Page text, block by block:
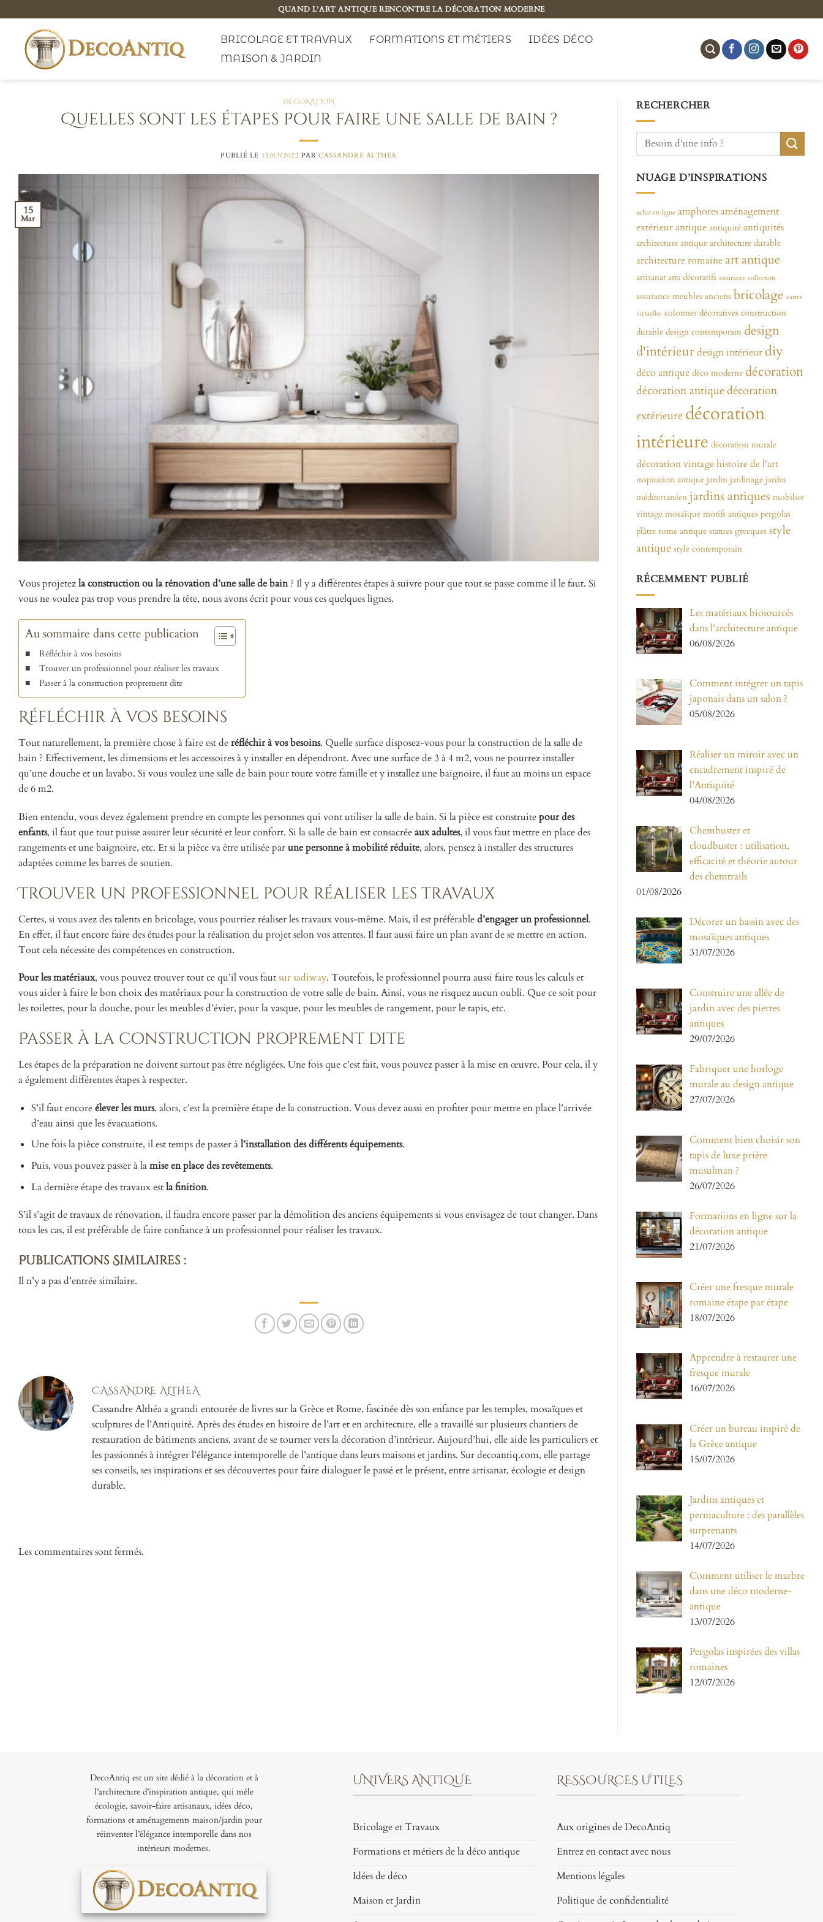
au
contenu
QUAND L’ART ANTIQUE RENCONTRE LA DÉCORATION MODERNE
BRICOLAGE ET TRAVAUX FORMATIONS ET MÉTIERS
IDÉES DÉCO
MAISON & JARDIN
DÉCORATION
Quelles sont les étapes pour faire une salle de bain ?
PUBLIÉ LE 15/03/2022 PARCASSANDRE ALTHEA
15
Mar
Vous projetezla construction ou la rénovation d’une salle de bain? Il y a différentes étapes à suivre pour que tout se passe comme il le faut. Si
vous ne voulez pas trop vous prendre la tête, nous avons écrit pour vous ces quelques lignes.
Au sommaire dans cette publication
Réfléchir à vos besoins
Trouver un professionnel pour réaliser les travaux
Passer à la construction proprement dite
Réfléchir à vos besoins
Tout naturellement, la première chose à faire est deréfléchir à vos besoins. Quelle surface disposez-vous pour la construction de la salle de
bain ? Effectivement, les dimensions et les accessoires à y installer en dépendront. Avec une surface de 3 à 4 m2, vous ne pourrez installer
qu’une douche et un lavabo. Si vous voulez une salle de bain pour toute votre famille et y installez une baignoire, il faut au moins un espace
de 6 m2.
Bien entendu, vous devez également prendre en compte les personnes qui vont utiliser la salle de bain. Si la pièce est construitepour des
enfants, il faut que tout puisse assurer leur sécurité et leur confort. Si la salle de bain est consacréeaux adultes, il vous faut mettre en place des
rangements et une baignoire, etc. Et si la pièce va être utilisée parune personne à mobilité réduite, alors, pensez à installer des structures
adaptées comme les barres de soutien.
Trouver un professionnel pour réaliser les travaux
Certes, si vous avez des talents en bricolage, vous pourriez réaliser les travaux vous-même. Mais, il est préférabled’engager un professionnel.
En effet, il faut encore faire des études pour la réalisation du projet selon vos attentes. Il faut aussi faire un plan avant de se mettre en action.
Tout cela nécessite des compétences en construction.
Pour les matériaux, vous pouvez trouver tout ce qu’il vous fautsur sadiway. Toutefois, le professionnel pourra aussi faire tous les calculs et
vous aider à faire le bon choix des matériaux pour la construction de votre salle de bain. Ainsi, vous ne risquez aucun oubli. Que ce soit pour
les toilettes, pour la douche, pour les meubles d’évier, pour la vasque, pour les meubles de rangement, pour le tapis, etc.
Passer à la construction proprement dite
Les étapes de la préparation ne doivent surtout pas être négligées. Une fois que c’est fait, vous pouvez passer à la mise en œuvre. Pour cela, il y
a également différentes étapes à respecter.
S’il faut encoreélever les murs, alors, c’est la première étape de la construction. Vous devez aussi en profiter pour mettre en place l’arrivée
d’eau ainsi que les évacuations.
Une fois la pièce construite, il est temps de passer àl’installation des différents équipements.
Puis, vous pouvez passer à lamise en place des revêtements.
La dernière étape des travaux estla finition.
S’il s’agit de travaux de rénovation, il faudra encore passer par la démolition des anciens équipements si vous envisagez de tout changer. Dans
tous les cas, il est préférable de faire confiance à un professionnel pour réaliser les travaux.
Publications Similaires :
Il n’y a pas d’entrée similaire.
CASSANDRE ALTHEA
Cassandre Althéa a grandi entourée de livres sur la Grèce et Rome, fascinée dès son enfance par les temples, mosaïques et
sculptures de l’Antiquité. Après des études en histoire de l’art et en architecture, elle a travaillé sur plusieurs chantiers de
restauration de bâtiments anciens, avant de se tourner vers la décoration d’intérieur. Aujourd’hui, elle aide les particuliers et
les passionnés à intégrer l’élégance intemporelle de l’antique dans leurs maisons et jardins. Sur decoantiq.com, elle partage
ses conseils, ses inspirations et ses découvertes pour faire dialoguer le passé et le présent, entre artisanat, écologie et design
durable.
Les commentaires sont fermés.
RECHERCHER
NUAGE D’INSPIRATIONS
achat en ligne amphoresaménagement
extérieurantique antiquité antiquités
architecture antique architecture durable
architecture romaineart antique
artisanat arts décoratifs assurance collection
assurance meubles anciens bricolage cartes
virtuelles colonnes décoratives construction
durable design contemporain design
d'intérieurdesign intérieur diy
déco antique déco moderne décoration
décoration antiquedécoration
extérieure décoration
intérieure décoration murale
décoration vintagehistoire de l'art
inspiration antique jardin jardinage jardin
méditerranéen jardins antiques mobilier
vintage mosaïque motifs antiques pergolas
plâtre rome antique statues grecques style
antique style contemporain
RÉCEMMENT PUBLIÉ
Les matériaux biosourcés
dans l’architecture antique
06/08/2026
Comment intégrer un tapis
japonais dans un salon ?
05/08/2026
Réaliser un miroir avec un
encadrement inspiré de
l’Antiquité
04/08/2026
Chembuster et
cloudbuster : utilisation,
efficacité et théorie autour
des chemtrails
01/08/2026
Décorer un bassin avec des
mosaïques antiques
31/07/2026
Construire une allée de
jardin avec des pierres
antiques
29/07/2026
Fabriquer une horloge
murale au design antique
27/07/2026
Comment bien choisir son
tapis de luxe prière
musulman ?
26/07/2026
Formations en ligne sur la
décoration antique
21/07/2026
Créer une fresque murale
romaine étape par étape
18/07/2026
Apprendre à restaurer une
fresque murale
16/07/2026
Créer un bureau inspiré de
la Grèce antique
15/07/2026
Jardins antiques et
permaculture : des parallèles
surprenants
14/07/2026
Comment utiliser le marbre
dans une déco moderne-
antique
13/07/2026
Pergolas inspirées des villas
romaines
12/07/2026
DecoAntiq est un site dédié à la décoration et à
l’architecture d’inspiration antique, qui mêle
écologie, savoir-faire artisanaux, idées déco,
formations et aménagements maison/jardin pour
réinventer l’élégance intemporelle dans nos
intérieurs modernes.
UNIVERS ANTIQUE
Bricolage et Travaux
Formations et métiers de la déco antique
Idées de déco
Maison et Jardin
RESSOURCES UTILES
Aux origines de DecoAntiq
Entrez en contact avec nous
Mentions légales
Politique de confidentialité